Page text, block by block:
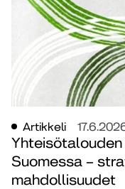
Artikkeli
Yhteisötalouden
Suomessa –
mahdollisuudet